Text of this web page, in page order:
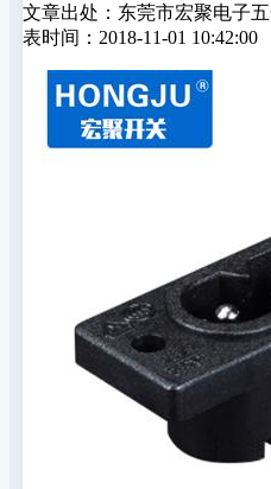
文章出处：东莞市宏聚电子
表时间：2018-11-01 10:42:00